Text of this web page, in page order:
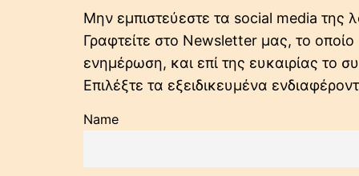
Μην εμπιστεύεστε τα social media της
Γραφτείτε στο Newsletter μας, το
ενημέρωση, και επί της ευκαιρίας το
Επιλέξτε τα εξειδικευμένα
Name